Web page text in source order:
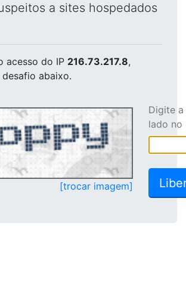
a sites hospedados
acesso do IP 216.73.217.8,
abaixo.
[trocar imagem]
Digite
lado no